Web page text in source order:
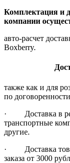
Комплектация и
компании
авто-расчет
Boxberry.
также как и для
по
· Доставка в
транспортные
другие.
· Доставка
заказа от 3000